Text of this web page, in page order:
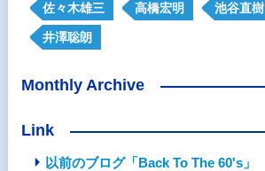
佐々木雄三 高橋宏明 池谷直樹
井澤聡朗
Monthly Archive
Link
以前のブログ「Back To The 60's」